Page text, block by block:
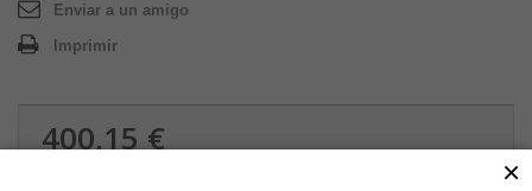
Enviar a un amigo
Imprimir
400,15 €
×